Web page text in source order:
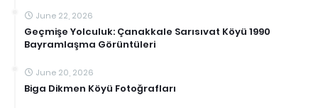
June 22, 2026
Geçmişe Yolculuk: Çanakkale Sarısıvat Köyü 1990
Bayramlaşma Görüntüleri
June 20, 2026
Biga Dikmen Köyü Fotoğrafları